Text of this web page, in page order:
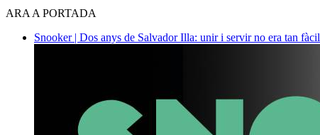
ARA A PORTADA
Snooker | Dos anys de Salvador Illa: unir i servir no era tan fàcil